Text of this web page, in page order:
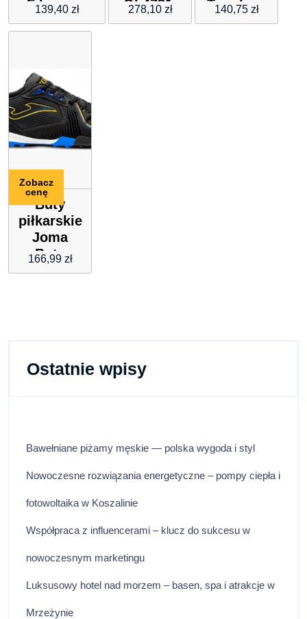
Filipines,
Rozmiar: M,
Kolor: Złoty
139,40 zł
QL4731-
CAMEL
278,10 zł
Timeless
woda
140,75 zł
Buty
piłkarskie
Joma
Buty
Piłkarskie
166,99 zł
Zobacz
cenę
Ostatnie wpisy
Bawełniane piżamy męskie — polska wygoda i styl
Nowoczesne rozwiązania energetyczne – pompy ciepła i
fotowoltaika w Koszalinie
Współpraca z influencerami – klucz do sukcesu w
nowoczesnym marketingu
Luksusowy hotel nad morzem – basen, spa i atrakcje w
Mrzeżynie